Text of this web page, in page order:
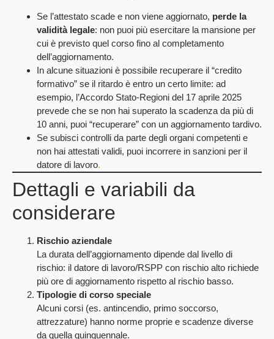
Se l’attestato scade e non viene aggiornato, perde la
validità legale: non puoi più esercitare la mansione per
cui è previsto quel corso fino al completamento
dell’aggiornamento.
In alcune situazioni è possibile recuperare il “credito
formativo” se il ritardo è entro un certo limite: ad
esempio, l’Accordo Stato‑Regioni del 17 aprile 2025
prevede che se non hai superato la scadenza da più di
10 anni, puoi “recuperare” con un aggiornamento tardivo.
Se subisci controlli da parte degli organi competenti e
non hai attestati validi, puoi incorrere in sanzioni per il
datore di lavoro.
Dettagli e variabili da
considerare
Rischio aziendale
La durata dell’aggiornamento dipende dal livello di
rischio: il datore di lavoro/RSPP con rischio alto richiede
più ore di aggiornamento rispetto al rischio basso.
Tipologie di corso speciale
Alcuni corsi (es. antincendio, primo soccorso,
attrezzature) hanno norme proprie e scadenze diverse
da quella quinquennale.